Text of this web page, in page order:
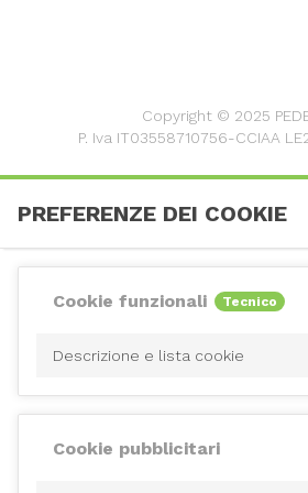
Copyright © 2025
P. Iva IT03558710756-CCIAA
PREFERENZE DEI COOKIE
Cookie funzionali Tecnico
Descrizione e lista cookie
Cookie pubblicitari